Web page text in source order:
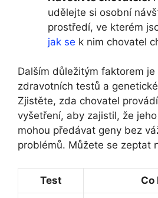
udělejte si osobní
prostředí, ve kterém
jak se k nim chovatel
Dalším důležitým faktorem je
zdravotních testů a
Zjistěte, zda chovatel
vyšetření, aby zajistil, že
mohou předávat geny bez
problémů. Můžete se zeptat
Test Co